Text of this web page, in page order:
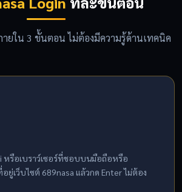
ายใน 3 ขั้นตอน ไม่ต้องมีความรู้ด้านเทคนิค
หรือเบราว์เซอร์ที่ชอบบนมือถือหรือ
เว็บไซต์ 689nasa แล้วกด Enter ไม่ต้อง